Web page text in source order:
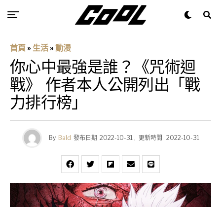
首頁 » 生活 » 動漫
你心中最強是誰？《咒術迴
戰》 作者本人公開列出「戰
力排行榜」
By Bald 發布日期 2022-10-31, 更新時間 2022-10-31